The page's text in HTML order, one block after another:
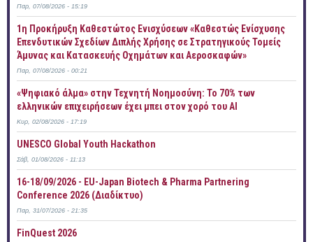
Παρ, 07/08/2026 - 15:19
1η Προκήρυξη Καθεστώτος Ενισχύσεων «Καθεστώς Ενίσχυσης
Επενδυτικών Σχεδίων Διπλής Χρήσης σε Στρατηγικούς Τομείς
Άμυνας και Κατασκευής Οχημάτων και Αεροσκαφών»
Παρ, 07/08/2026 - 00:21
«Ψηφιακό άλμα» στην Τεχνητή Νοημοσύνη: Το 70% των
ελληνικών επιχειρήσεων έχει μπει στον χορό του AI
Κυρ, 02/08/2026 - 17:19
UNESCO Global Youth Hackathon
Σάβ, 01/08/2026 - 11:13
16-18/09/2026 - EU-Japan Biotech & Pharma Partnering
Conference 2026 (Διαδίκτυο)
Παρ, 31/07/2026 - 21:35
FinQuest 2026